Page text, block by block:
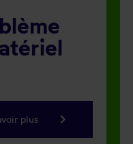
plus keyboard_arrow_right